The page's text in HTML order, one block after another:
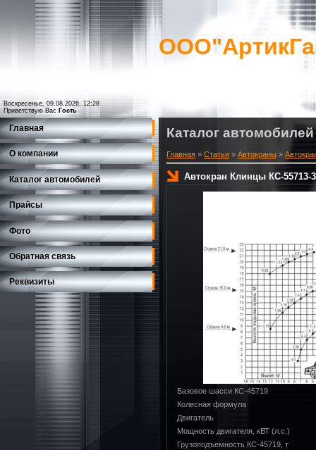
Воскресенье, 09.08.2026, 12:28
Приветствую Вас Гость
Главная
О компании
Каталог автомобилей
Прайсы
Фото
Обратная связь
Реквизиты
Каталог
Главная » Статьи » Автокраны »
Автокран Клинцы КС-55713-
Базовое шасси КС-45719
Колесная формула
Двигатель
Мощность двигателя, кВТ (л.с.)
Грузоподъемность КС-45719, т